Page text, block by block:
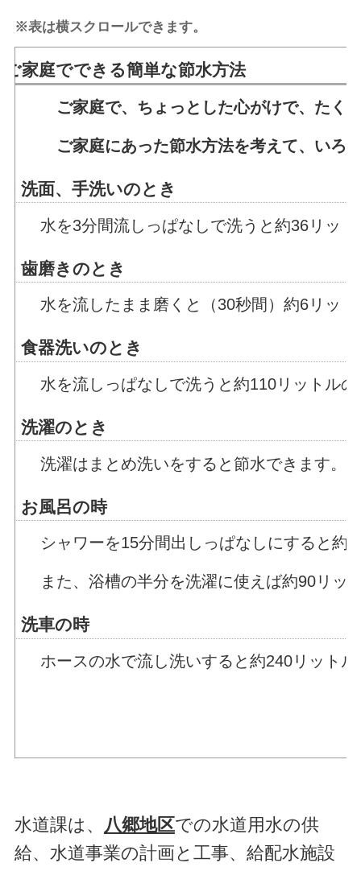
※表は横スクロールできます。
ご家庭でできる簡単な節水方法
ご家庭で、ちょっとした心がけで、たく
ご家庭にあった節水方法を考えて、いろ
・洗面、手洗いのとき
水を3分間流しっぱなしで洗うと約36リッ
・歯磨きのとき
水を流したまま磨くと（30秒間）約6リッ
・食器洗いのとき
水を流しっぱなしで洗うと約110リットル
・洗濯のとき
洗濯はまとめ洗いをすると節水できます。
・お風呂の時
シャワーを15分間出しっぱなしにすると約
また、浴槽の半分を洗濯に使えば約90リッ
・洗車の時
ホースの水で流し洗いすると約240リット
水道課は、 八郷地区での水道用水の供
給、水道事業の計画と工事、給配水施設